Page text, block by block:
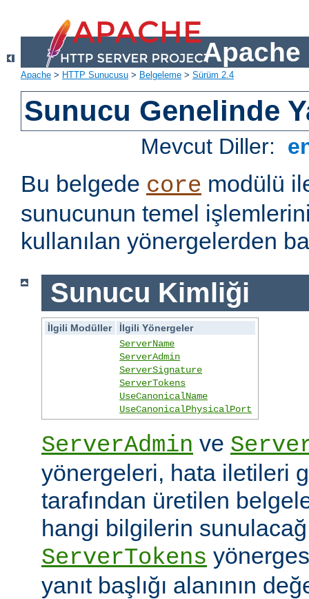
Apache
Apache > HTTP Sunucusu > Belgeleme > Sürüm 2.4
Sunucu Genelinde
Mevcut Diller:
Bu belgede core modülü
sunucunun temel
kullanılan yönergelerden
Sunucu Kimliği
İlgili Modüller
İlgili Yönergeler
ServerName
ServerAdmin
ServerSignature
ServerTokens
UseCanonicalName
UseCanonicalPhysicalPort
ServerAdmin ve
yönergeleri, hata iletileri
tarafından üretilen
hangi bilgilerin
ServerTokens
yanıt başlığı alanının